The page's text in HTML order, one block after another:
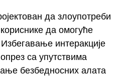
да злоупотреби
да омогуће
интеракције
са упутствима
безбедносних алата